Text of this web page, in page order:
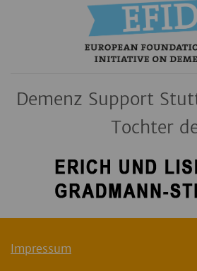
Demenz Support
Tochter
Impressum